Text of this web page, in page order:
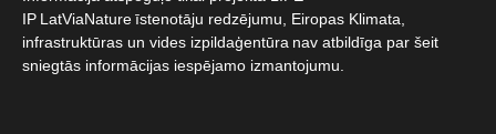
IP LatViaNature īstenotāju redzējumu, Eiropas Klimata,
infrastruktūras un vides izpildaģentūra nav atbildīga par šeit
sniegtās informācijas iespējamo izmantojumu.​